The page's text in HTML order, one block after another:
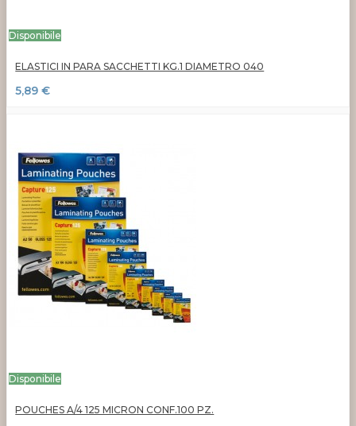
Disponibile
ELASTICI IN PARA SACCHETTI KG.1 DIAMETRO 040
5,89 €
Disponibile
POUCHES A/4 125 MICRON CONF.100 PZ.